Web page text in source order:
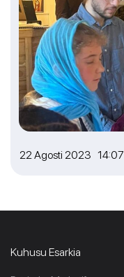
22 Agosti 2023 14:07
Kuhusu Esarkia